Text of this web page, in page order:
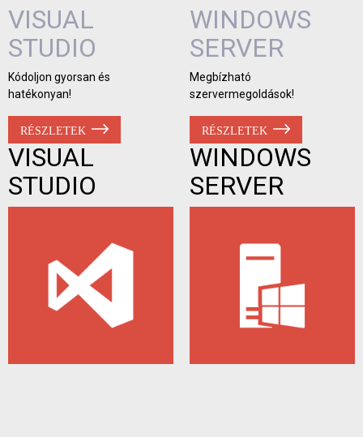
VISUAL
STUDIO
Kódoljon gyorsan és
hatékonyan!
RÉSZLETEK
VISUAL
STUDIO
WINDOWS
SERVER
Megbízható
szervermegoldások!
RÉSZLETEK
WINDOWS
SERVER